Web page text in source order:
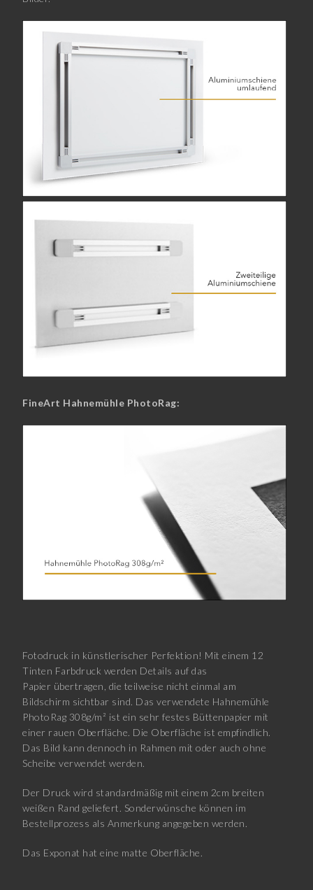
FineArt Hahnemühle PhotoRag:
Fotodruck in künstlerischer Perfektion! Mit einem 12
Tinten Farbdruck werden Details auf das
Papier übertragen, die teilweise nicht einmal am
Bildschirm sichtbar sind. Das verwendete Hahnemühle
PhotoRag 308g/m² ist ein sehr festes Büttenpapier mit
einer rauen Oberfläche. Die Oberfläche ist empfindlich.
Das Bild kann dennoch in Rahmen mit oder auch ohne
Scheibe verwendet werden.
Der Druck wird standardmäßig mit einem 2cm breiten
weißen Rand geliefert. Sonderwünsche können im
Bestellprozess als Anmerkung angegeben werden.
Das Exponat hat eine matte Oberfläche.